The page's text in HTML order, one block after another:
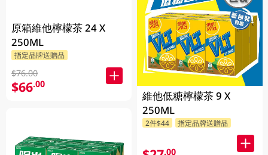
原箱維他檸檬茶 24 X
250ML
指定品牌送贈品
$76.00
$66.00
維他低糖檸檬茶 9 X
250ML
2件$44 指定品牌送贈品
.00